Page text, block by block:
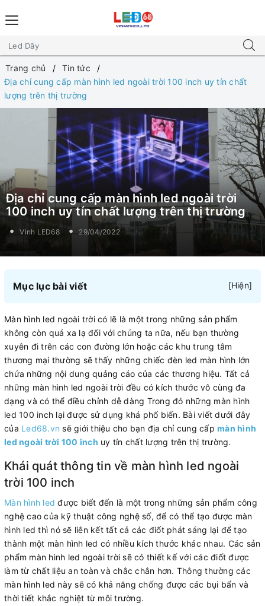
Trang chủ
Tin tức
Địa chỉ cung cấp màn hình led ngoài trời 100 inch uy tín chất
lượng trên thị trường
Địa chỉ cung cấp màn hình led ngoài trời
100 inch uy tín chất lượng trên thị trường
Vinh LED68 29/04/2022
Mục lục bài viết [Hiện]
Màn hình led ngoài trời có lẽ là một trong những sản phẩm
không còn quá xa lạ đối với chúng ta nữa, nếu bạn thường
xuyên đi trên các con đường lớn hoặc các khu trung tâm
thương mại thường sẽ thấy những chiếc đèn led màn hình lớn
chứa những nội dung quảng cáo của các thương hiệu. Tất cả
những màn hình led ngoài trời đều có kích thước vô cùng đa
dạng và có thể điều chỉnh dễ dàng Trong đó những màn hình
led 100 inch lại được sử dụng khá phổ biến. Bài viết dưới đây
của Led68.vn sẽ giới thiệu cho bạn địa chỉ cung cấp màn hình
led ngoài trời 100 inch uy tín chất lượng trên thị trường.
Khái quát thông tin về màn hình led ngoài
trời 100 inch
Màn hình led được biết đến là một trong những sản phẩm công
nghệ cao của kỹ thuật công nghệ số, để có thể tạo được màn
hình led thì nó sẽ liên kết tất cả các điốt phát sáng lại để tạo
thành một màn hình led có nhiều kích thước khác nhau. Các sản
phẩm màn hình led ngoài trời sẽ có thiết kế với các điốt được
làm từ chất liệu an toàn và chắc chắn hơn. Thông thường các
màn hình led này sẽ có khả năng chống được các bụi bẩn và
thời tiết khắc nghiệt từ môi trường.